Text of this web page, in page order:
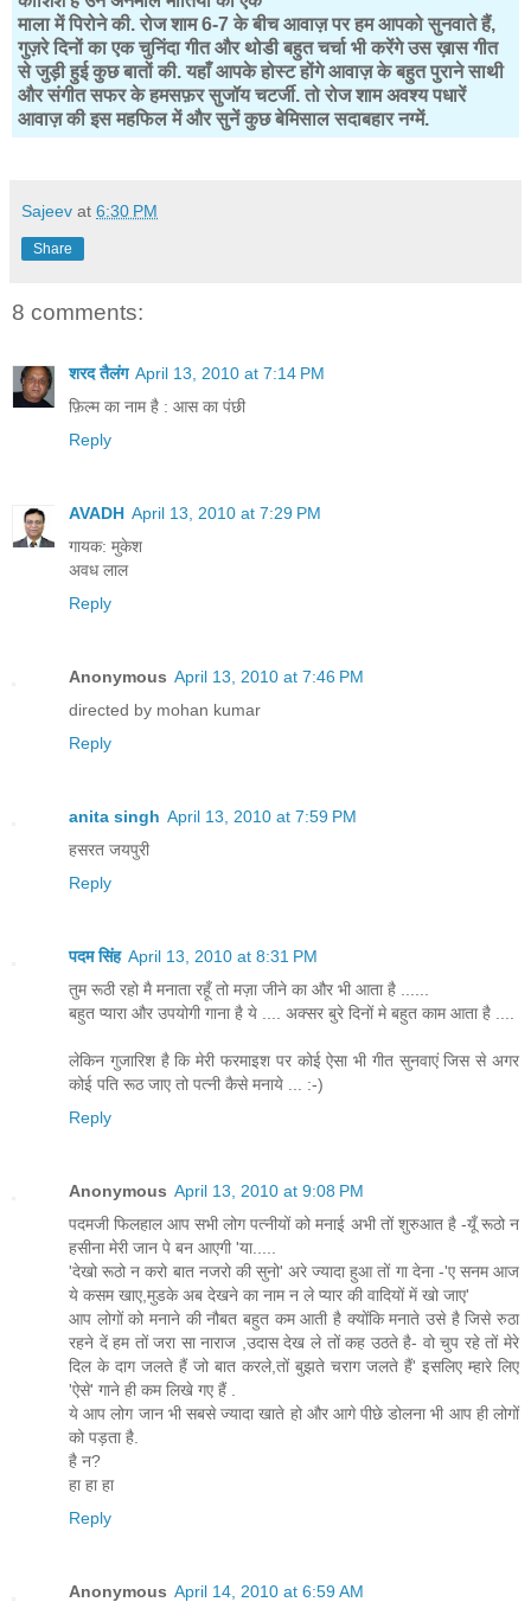
माला में पिरोने की. रोज शाम 6-7 के बीच आवाज़ पर हम आपको सुनवाते हैं,
गुज़रे दिनों का एक चुनिंदा गीत और थोडी बहुत चर्चा भी करेंगे उस ख़ास गीत
से जुड़ी हुई कुछ बातों की. यहाँ आपके होस्ट होंगे आवाज़ के बहुत पुराने साथी
और संगीत सफर के हमसफ़र सुजॉय चटर्जी. तो रोज शाम अवश्य पधारें
आवाज़ की इस महफिल में और सुनें कुछ बेमिसाल सदाबहार नग्में.
Sajeev at 6:30 PM
Share
8 comments:
शरद तैलंग April 13, 2010 at 7:14 PM
फ़िल्म का नाम है : आस का पंछी
Reply
AVADH April 13, 2010 at 7:29 PM
गायक: मुकेश
अवध लाल
Reply
Anonymous April 13, 2010 at 7:46 PM
directed by mohan kumar
Reply
anita singh April 13, 2010 at 7:59 PM
हसरत जयपुरी
Reply
पदम सिंह April 13, 2010 at 8:31 PM
तुम रूठी रहो मै मनाता रहूँ तो मज़ा जीने का और भी आता है ......
बहुत प्यारा और उपयोगी गाना है ये .... अक्सर बुरे दिनों मे बहुत काम आता है ....
लेकिन गुजारिश है कि मेरी फरमाइश पर कोई ऐसा भी गीत सुनवाएं जिस से अगर
कोई पति रूठ जाए तो पत्नी कैसे मनाये ... :-)
Reply
Anonymous April 13, 2010 at 9:08 PM
पदमजी फिलहाल आप सभी लोग पत्नीयों को मनाई अभी तों शुरुआत है -यूँ रूठो न
हसीना मेरी जान पे बन आएगी 'या.....
'देखो रूठो न करो बात नजरो की सुनो' अरे ज्यादा हुआ तों गा देना -'ए सनम आज
ये कसम खाए,मुडके अब देखने का नाम न ले प्यार की वादियों में खो जाए'
आप लोगों को मनाने की नौबत बहुत कम आती है क्योंकि मनाते उसे है जिसे रुठा
रहने दें हम तों जरा सा नाराज ,उदास देख ले तों कह उठते है- वो चुप रहे तों मेरे
दिल के दाग जलते हैं जो बात करले,तों बुझते चराग जलते हैं' इसलिए म्हारे लिए
'ऐसे' गाने ही कम लिखे गए हैं .
ये आप लोग जान भी सबसे ज्यादा खाते हो और आगे पीछे डोलना भी आप ही लोगों
को पड़ता है.
है न?
हा हा हा
Reply
Anonymous April 14, 2010 at 6:59 AM